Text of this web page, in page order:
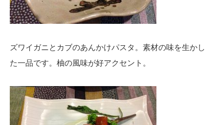
ズワイガニとカブのあんかけパスタ。素材の味を生かし
た一品です。柚の風味が好アクセント。